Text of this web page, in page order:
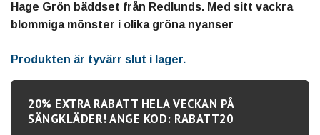
Hage Grön bäddset från Redlunds. Med sitt vackra
blommiga mönster i olika gröna nyanser
Produkten är tyvärr slut i lager.
20% EXTRA RABATT HELA VECKAN PÅ
SÄNGKLÄDER! ANGE KOD: RABATT20